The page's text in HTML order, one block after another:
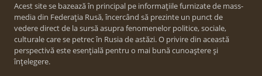
Acest site se bazează în principal pe informațiile furnizate de mass-
media din Federația Rusă, încercând să prezinte un punct de
vedere direct de la sursă asupra fenomenelor politice, sociale,
culturale care se petrec în Rusia de astăzi. O privire din această
perspectivă este esențială pentru o mai bună cunoaștere și
înțelegere.